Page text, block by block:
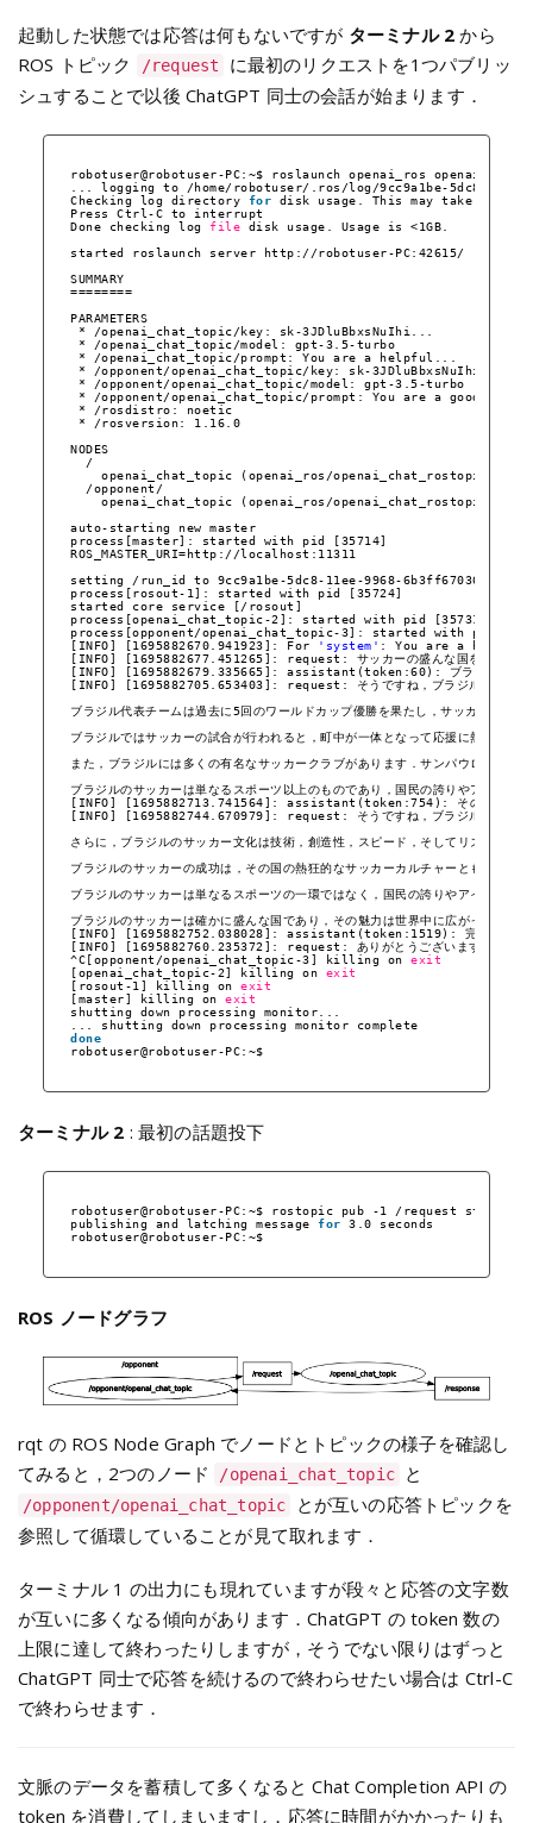
起動した状態では応答は何もないですが ターミナル 2 から
ROS トピック
/request
に最初のリクエストを1つパブリッ
シュすることで以後 ChatGPT 同士の会話が始まります．
robotuser@robotuser-PC:~$ roslaunch openai_ros
... logging to /home/robotuser/ .ros /log/9cc9a1be-5dc8-11ee-
Checking log directory for disk usage. This may take a
Press Ctrl-C to interrupt
Done checking log file
disk usage. Usage is <1GB.
started roslaunch server http: //robotuser-PC:42615/
SUMMARY
========
PARAMETERS
* /openai_chat_topic/key : sk-3JDluBbxsNuIhi...
* /openai_chat_topic/model : gpt-3.5-turbo
* /openai_chat_topic/prompt : You are a helpful...
* /opponent/openai_chat_topic/key: sk-3JDluBbxsNuIhi...
* /opponent/openai_chat_topic/model : gpt-3.5-turbo
* /opponent/openai_chat_topic/prompt : You are a good ta...
* /rosdistro : noetic
* /rosversion: 1.16.0
NODES
/
openai_chat_topic (openai_ros /openai_chat_rostopic
/opponent/
openai_chat_topic (openai_ros /openai_chat_rostopic
auto-starting new master
process[master]: started with pid [35714]
ROS_MASTER_URI=http: //localhost :11311
setting /run_id
to 9cc9a1be-5dc8-11ee-9968-6b3ff6703622
process[rosout-1]: started with pid [35724]
started core service [/rosout ]
process[openai_chat_topic-2]: started with pid [35731]
process[opponent/openai_chat_topic-3]: started with pid
[INFO] [1695882670.941923]: For
'system' : You are a
[INFO] [1695882677.451265]: request: サッカーの盛んな国を1つ挙げ
[INFO] [1695882679.335665]: assistant(token:60): ブラジルはサッカ
[INFO] [1695882705.653403]: request: そうですね，ブラジルは世界でも有
ブラジル代表チームは過去に5回のワールドカップ優勝を果たし，サッカーの歴
ブラジルではサッカーの試合が行われると，町中が一体となって応援に熱が入
また，ブラジルには多くの有名なサッカークラブがあります．サンパウロのサ
ブラジルのサッカーは単なるスポーツ以上のものであり，国民の誇りやアイデ
[INFO] [1695882713.741564]: assistant(token:754): その通りです．ブラジル
[INFO] [1695882744.670979]: request: そうですね，ブラジルのサッカーの魅
さらに，ブラジルのサッカー文化は技術，創造性，スピード，そしてリズム感
ブラジルのサッカーの成功は，その国の熱狂的なサッカーカルチャーとも関連
ブラジルのサッカーは単なるスポーツの一環ではなく，国民の誇りやアイデン
ブラジルのサッカーは確かに盛んな国であり，その魅力は世界中に広がってい
[INFO] [1695882752.038028]: assistant(token:1519): 完全に同意します．ブ
[INFO] [1695882760.235372]: request: ありがとうございます．ブラジルのサ
^C[opponent /openai_chat_topic-3] killing on exit
[openai_chat_topic-2] killing on exit
[rosout-1] killing on exit
[master] killing on exit
shutting down processing monitor...
... shutting down processing monitor complete
done
robotuser@robotuser-PC:~$
ターミナル 2 : 最初の話題投下
robotuser@robotuser-PC:~$ rostopic pub -1 /request std_msgs
publishing and latching message for
3.0 seconds
robotuser@robotuser-PC:~$
ROS ノードグラフ
rqt の ROS Node Graph でノードとトピックの様子を確認し
てみると，2つのノード
/openai_chat_topic と
/opponent/openai_chat_topic
とが互いの応答トピックを
参照して循環していることが見て取れます．
ターミナル 1 の出力にも現れていますが段々と応答の文字数
が互いに多くなる傾向があります．ChatGPT の token 数の
上限に達して終わったりしますが，そうでない限りはずっと
ChatGPT 同士で応答を続けるので終わらせたい場合は Ctrl-C
で終わらせます．
文脈のデータを蓄積して多くなると Chat Completion API の
token を消費してしまいますし，応答に時間がかかったりも